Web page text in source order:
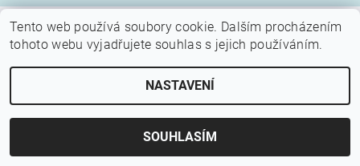
2026 © SYTÝ PES, všechna práva vyhrazena
Vytvořil Shoptet
Tento web používá soubory cookie. Dalším procházením
tohoto webu vyjadřujete souhlas s jejich používáním.
NASTAVENÍ
SOUHLASÍM